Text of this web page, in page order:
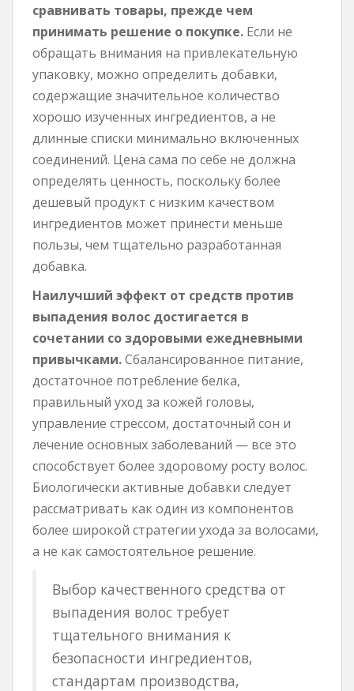
сравнивать товары, прежде чем
принимать решение о покупке. Если не
обращать внимания на привлекательную
упаковку, можно определить добавки,
содержащие значительное количество
хорошо изученных ингредиентов, а не
длинные списки минимально включенных
соединений. Цена сама по себе не должна
определять ценность, поскольку более
дешевый продукт с низким качеством
ингредиентов может принести меньше
пользы, чем тщательно разработанная
добавка.
Наилучший эффект от средств против
выпадения волос достигается в
сочетании со здоровыми ежедневными
привычками.Сбалансированное питание,
достаточное потребление белка,
правильный уход за кожей головы,
управление стрессом, достаточный сон и
лечение основных заболеваний — все это
способствует более здоровому росту волос.
Биологически активные добавки следует
рассматривать как один из компонентов
более широкой стратегии ухода за волосами,
а не как самостоятельное решение.
Выбор качественного средства от
выпадения волос требует
тщательного внимания к
безопасности ингредиентов,
стандартам производства,